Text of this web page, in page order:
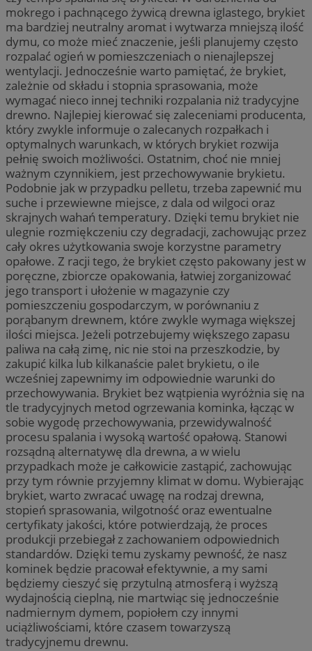
mokrego i pachnącego żywicą drewna iglastego, brykiet
ma bardziej neutralny aromat i wytwarza mniejszą ilość
dymu, co może mieć znaczenie, jeśli planujemy często
rozpalać ogień w pomieszczeniach o nienajlepszej
wentylacji. Jednocześnie warto pamiętać, że brykiet,
zależnie od składu i stopnia sprasowania, może
wymagać nieco innej techniki rozpalania niż tradycyjne
drewno. Najlepiej kierować się zaleceniami producenta,
który zwykle informuje o zalecanych rozpałkach i
optymalnych warunkach, w których brykiet rozwija
pełnię swoich możliwości. Ostatnim, choć nie mniej
ważnym czynnikiem, jest przechowywanie brykietu.
Podobnie jak w przypadku pelletu, trzeba zapewnić mu
suche i przewiewne miejsce, z dala od wilgoci oraz
skrajnych wahań temperatury. Dzięki temu brykiet nie
ulegnie rozmiękczeniu czy degradacji, zachowując przez
cały okres użytkowania swoje korzystne parametry
opałowe. Z racji tego, że brykiet często pakowany jest w
poręczne, zbiorcze opakowania, łatwiej zorganizować
jego transport i ułożenie w magazynie czy
pomieszczeniu gospodarczym, w porównaniu z
porąbanym drewnem, które zwykle wymaga większej
ilości miejsca. Jeżeli potrzebujemy większego zapasu
paliwa na całą zimę, nic nie stoi na przeszkodzie, by
zakupić kilka lub kilkanaście palet brykietu, o ile
wcześniej zapewnimy im odpowiednie warunki do
przechowywania. Brykiet bez wątpienia wyróżnia się na
tle tradycyjnych metod ogrzewania kominka, łącząc w
sobie wygodę przechowywania, przewidywalność
procesu spalania i wysoką wartość opałową. Stanowi
rozsądną alternatywę dla drewna, a w wielu
przypadkach może je całkowicie zastąpić, zachowując
przy tym równie przyjemny klimat w domu. Wybierając
brykiet, warto zwracać uwagę na rodzaj drewna,
stopień sprasowania, wilgotność oraz ewentualne
certyfikaty jakości, które potwierdzają, że proces
produkcji przebiegał z zachowaniem odpowiednich
standardów. Dzięki temu zyskamy pewność, że nasz
kominek będzie pracował efektywnie, a my sami
będziemy cieszyć się przytulną atmosferą i wyższą
wydajnością cieplną, nie martwiąc się jednocześnie
nadmiernym dymem, popiołem czy innymi
uciążliwościami, które czasem towarzyszą
tradycyjnemu drewnu.